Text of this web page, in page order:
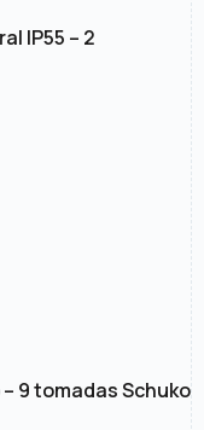
IP55 – 2
9 tomadas Schuko